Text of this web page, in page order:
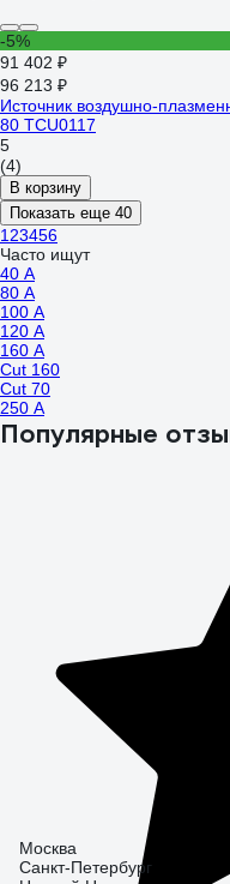
-5%
91 402 ₽
96 213 ₽
Источник воздушно-
80 TCU0117
5
(4)
В корзину
Показать еще 40
1 23456
Часто ищут
40 А
80 А
100 А
120 А
160 А
Cut 160
Cut 70
250 А
Популярные
Москва
Санкт-Петербург